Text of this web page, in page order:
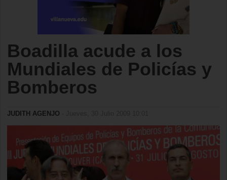
Boadilla acude a los
Mundiales de Policías y
Bomberos
JUDITH AGENJO